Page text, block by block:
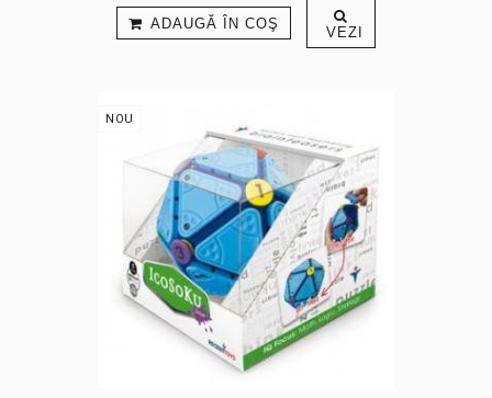
ADAUGĂ ÎN COŞ VEZI
NOU